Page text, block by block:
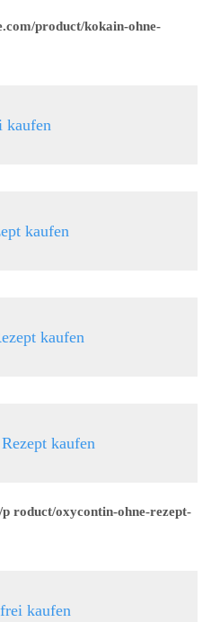
product/kokain-ohne-
kaufen
kaufen
kaufen
kaufen
roduct/oxycontin-ohne-rezept-
kaufen